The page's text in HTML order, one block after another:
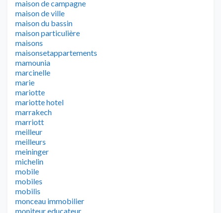
maison de campagne
maison de ville
maison du bassin
maison particulière
maisons
maisonsetappartements
mamounia
marcinelle
marie
mariotte
mariotte hotel
marrakech
marriott
meilleur
meilleurs
meininger
michelin
mobile
mobiles
mobilis
monceau immobilier
moniteur educateur